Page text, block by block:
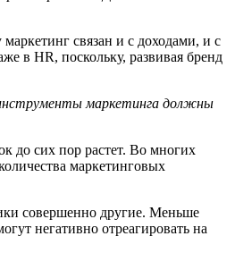
связан и с доходами, и с
в HR, поскольку, развивая бренд
инструменты маркетинга должны
до сих пор растет. Во многих
маркетинговых
совершенно другие. Меньше
негативно отреагировать на